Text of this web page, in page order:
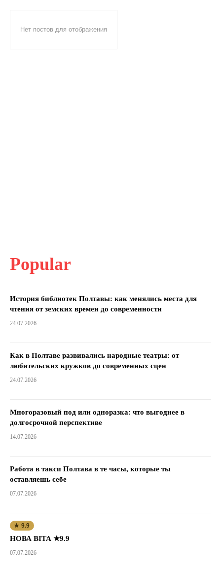
Нет постов для отображения
Popular
История библиотек Полтавы: как менялись места для
чтения от земских времен до современности
24.07.2026
Как в Полтаве развивались народные театры: от
любительских кружков до современных сцен
24.07.2026
Многоразовый под или одноразка: что выгоднее в
долгосрочной перспективе
14.07.2026
Работа в такси Полтава в те часы, которые ты
оставляешь себе
07.07.2026
★ 9.9
НОВА ВІТА ★9.9
07.07.2026